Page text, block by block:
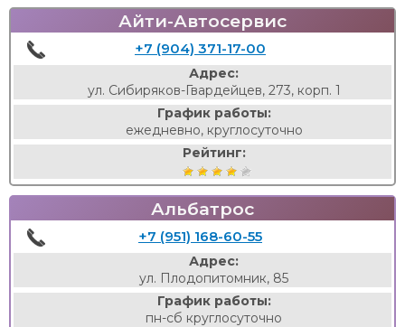
Айти-Автосервис
+7 (904) 371-17-00
Адрес:
ул. Сибиряков-Гвардейцев, 273, корп. 1
График работы:
ежедневно, круглосуточно
Рейтинг:
Альбатрос
+7 (951) 168-60-55
Адрес:
ул. Плодопитомник, 85
График работы:
пн-сб круглосуточно